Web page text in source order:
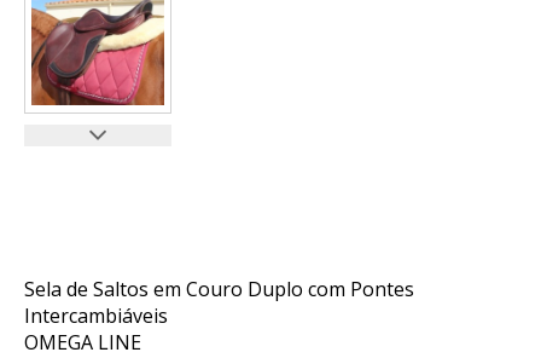
Sela de Saltos em Couro Duplo com Pontes
Intercambiáveis
OMEGA LINE